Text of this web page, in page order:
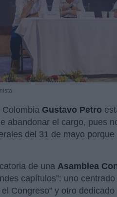
Gustavo Petro
abandonar el cargo, pues
del 31 de mayo
de una Asamblea
capítulos”: uno
Congreso” y otro dedicado